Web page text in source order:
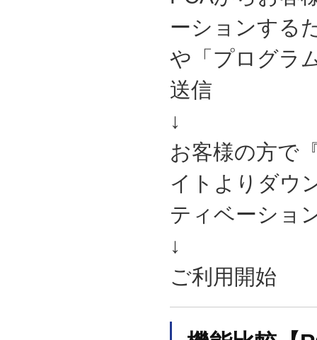
ーションする
や「プログラ
送信
↓
お客様の方で
イトよりダウ
ティベーショ
↓
ご利用開始